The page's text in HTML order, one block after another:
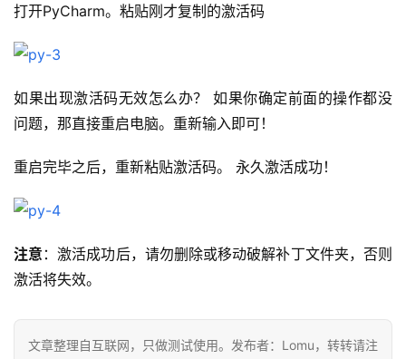
打开PyCharm。粘贴刚才复制的激活码
如果出现激活码无效怎么办？ 如果你确定前面的操作都没
问题，那直接重启电脑。重新输入即可！
重启完毕之后，重新粘贴激活码。 永久激活成功！
注意 ：激活成功后，请勿删除或移动破解补丁文件夹，否则
激活将失效。
文章整理自互联网，只做测试使用。发布者：Lomu，转转请注